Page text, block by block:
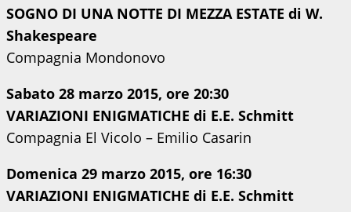
SOGNO DI UNA NOTTE DI MEZZA ESTATE di W.
Shakespeare
Compagnia Mondonovo
Sabato 28 marzo 2015, ore 20:30
VARIAZIONI ENIGMATICHE di E.E. Schmitt
Compagnia El Vicolo – Emilio Casarin
Domenica 29 marzo 2015, ore 16:30
VARIAZIONI ENIGMATICHE di E.E. Schmitt